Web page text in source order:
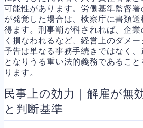
可能性があります。労働基準監督署
が発覚した場合は、検察庁に書類送
得ます。刑事罰が科されれば、企業
く損なわれるなど、経営上のダメ
予告は単なる事務手続きではなく
となりうる重い法的義務であるこ
ります。
民事上の効力｜解雇が無
と判断基準